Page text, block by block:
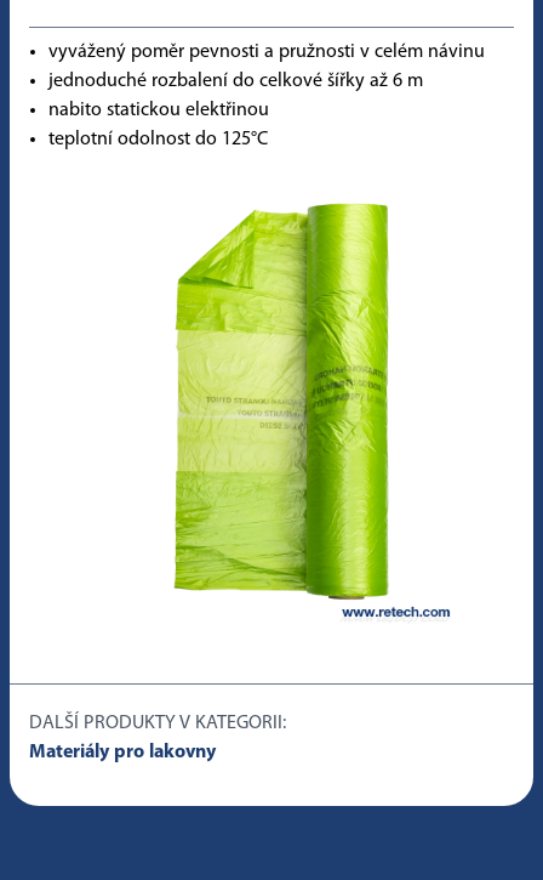
vyvážený poměr pevnosti a pružnosti v celém návinu
jednoduché rozbalení do celkové šířky až 6 m
nabito statickou elektřinou
teplotní odolnost do 125°C
DALŠÍ PRODUKTY V KATEGORII:
Materiály pro lakovny